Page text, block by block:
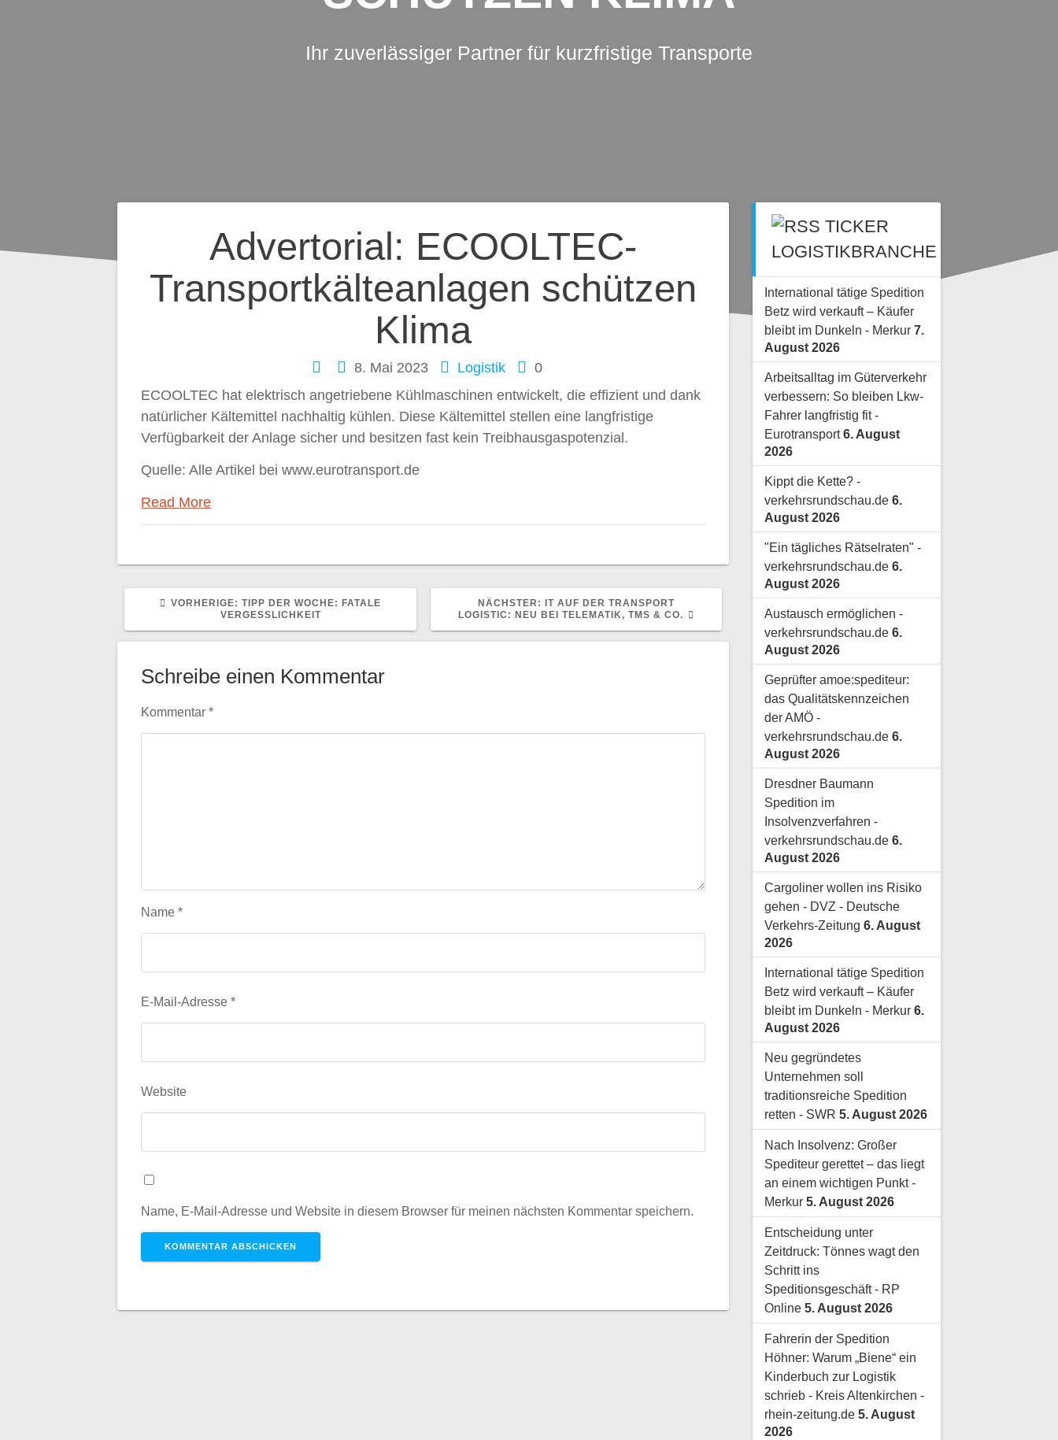
Ihr zuverlässiger Partner für kurzfristige Transporte
Advertorial: ECOOLTEC-
Transportkälteanlagen schützen
Klima
8. Mai 2023 Logistik
0
ECOOLTEC hat elektrisch angetriebene Kühlmaschinen entwickelt, die effizient und dank
natürlicher Kältemittel nachhaltig kühlen. Diese Kältemittel stellen eine langfristige
Verfügbarkeit der Anlage sicher und besitzen fast kein Treibhausgaspotenzial.
Quelle: Alle Artikel bei www.eurotransport.de
Read More
Beitragsnavigation
VORHERIGE: VORHERIGER
BEITRAG:
TIPP DER WOCHE: FATALE
VERGESSLICHKEIT
NÄCHSTER: NÄCHSTER
BEITRAG:
IT AUF DER TRANSPORT
LOGISTIC: NEU BEI TELEMATIK, TMS & CO.
Schreibe einen Kommentar
Kommentar*
Name*
E-Mail-Adresse*
Website
Name, E-Mail-Adresse und Website in diesem Browser für meinen nächsten Kommentar speichern.
TICKER
LOGISTIKBRANCHE
International tätige Spedition
Betz wird verkauft – Käufer
bleibt im Dunkeln - Merkur 7.
August 2026
Arbeitsalltag im Güterverkehr
verbessern: So bleiben Lkw-
Fahrer langfristig fit -
Eurotransport 6. August
2026
Kippt die Kette? -
verkehrsrundschau.de 6.
August 2026
"Ein tägliches Rätselraten" -
verkehrsrundschau.de 6.
August 2026
Austausch ermöglichen -
verkehrsrundschau.de 6.
August 2026
Geprüfter amoe:spediteur:
das Qualitätskennzeichen
der AMÖ -
verkehrsrundschau.de 6.
August 2026
Dresdner Baumann
Spedition im
Insolvenzverfahren -
verkehrsrundschau.de 6.
August 2026
Cargoliner wollen ins Risiko
gehen - DVZ - Deutsche
Verkehrs-Zeitung 6. August
2026
International tätige Spedition
Betz wird verkauft – Käufer
bleibt im Dunkeln - Merkur 6.
August 2026
Neu gegründetes
Unternehmen soll
traditionsreiche Spedition
retten - SWR 5. August 2026
Nach Insolvenz: Großer
Spediteur gerettet – das liegt
an einem wichtigen Punkt -
Merkur 5. August 2026
Entscheidung unter
Zeitdruck: Tönnes wagt den
Schritt ins
Speditionsgeschäft - RP
Online 5. August 2026
Fahrerin der Spedition
Höhner: Warum „Biene“ ein
Kinderbuch zur Logistik
schrieb - Kreis Altenkirchen -
rhein-zeitung.de 5. August
2026